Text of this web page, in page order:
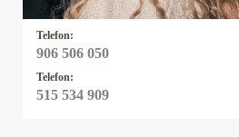
Telefon:
906 506 050
Telefon:
515 534 909